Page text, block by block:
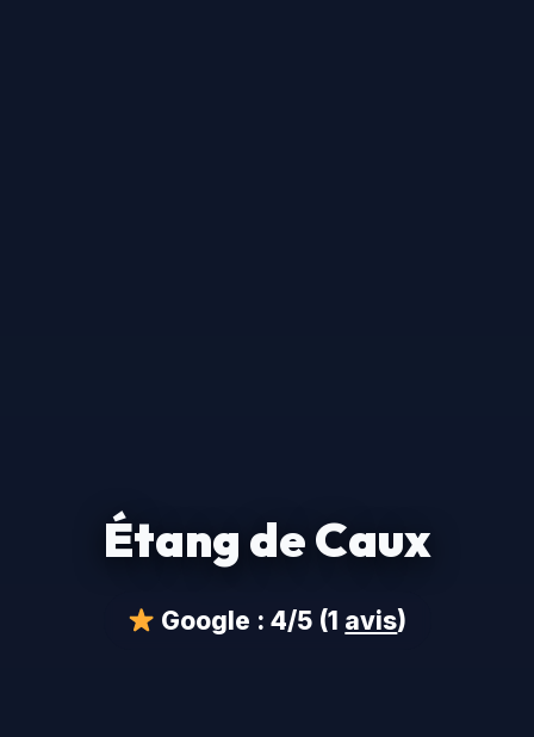
Étang de Caux
Google :4/5 (1 avis)